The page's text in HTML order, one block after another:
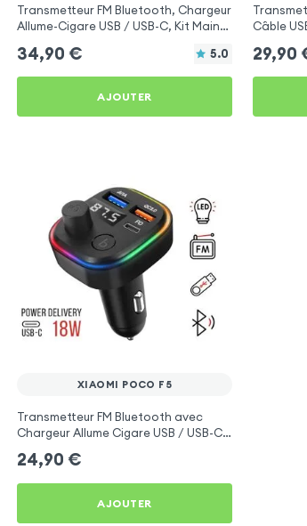
Transmetteur FM Bluetooth, Chargeur
Allume-Cigare USB / USB-C, Kit Main
34,90 € 5.0
AJOUTER
Câble
29,90
XIAOMI POCO F5
Transmetteur FM Bluetooth avec
Chargeur Allume Cigare USB / USB-C,
24,90 €
AJOUTER